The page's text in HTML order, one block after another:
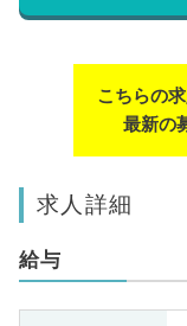
こちらの
最新の
求人詳細
給与